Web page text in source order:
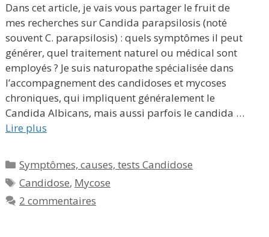
Dans cet article, je vais vous partager le fruit de
mes recherches sur Candida parapsilosis (noté
souvent C. parapsilosis) : quels symptômes il peut
générer, quel traitement naturel ou médical sont
employés ? Je suis naturopathe spécialisée dans
l’accompagnement des candidoses et mycoses
chroniques, qui impliquent généralement le
Candida Albicans, mais aussi parfois le candida …
Lire plus
Catégories
Symptômes, causes, tests Candidose
Étiquettes
Candidose, Mycose
2 commentaires